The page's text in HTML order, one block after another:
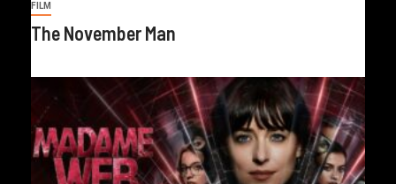
FILM
The November Man